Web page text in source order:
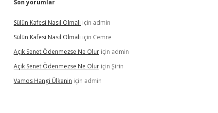
Son yorumlar
Sülün Kafesi Nasıl Olmalı için admin
Sülün Kafesi Nasıl Olmalı için Cemre
Açık Senet Ödenmezse Ne Olur için admin
Açık Senet Ödenmezse Ne Olur için Şirin
Vamos Hangi Ülkenin için admin